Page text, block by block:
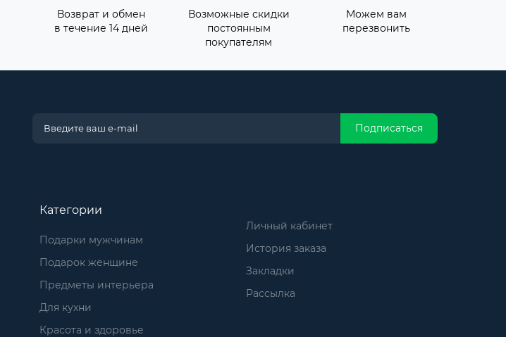
Возврат и обмен
в течение 14 дней
Возможные скидки
постоянным
покупателям
Можем вам
перезвонить
Подписаться
Категории
Подарки мужчинам
Подарок женщине
Предметы интерьера
Для кухни
Красота и здоровье
Личный кабинет
История заказа
Закладки
Рассылка